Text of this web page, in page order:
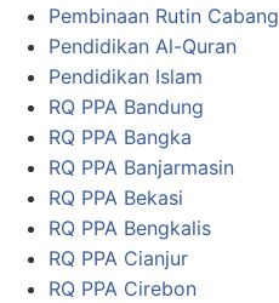
Pembinaan Rutin Cabang
Pendidikan Al-Quran
Pendidikan Islam
RQ PPA Bandung
RQ PPA Bangka
RQ PPA Banjarmasin
RQ PPA Bekasi
RQ PPA Bengkalis
RQ PPA Cianjur
RQ PPA Cirebon